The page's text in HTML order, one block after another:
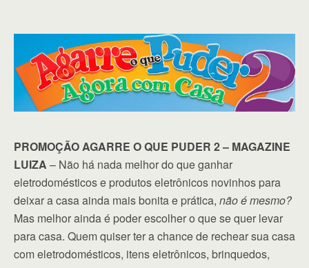
PROMOÇÃO AGARRE O QUE PUDER 2 – MAGAZINE
LUIZA – Não há nada melhor do que ganhar
eletrodomésticos e produtos eletrônicos novinhos para
deixar a casa ainda mais bonita e prática, não é mesmo?
Mas melhor ainda é poder escolher o que se quer levar
para casa. Quem quiser ter a chance de rechear sua casa
com eletrodomésticos, itens eletrônicos, brinquedos,